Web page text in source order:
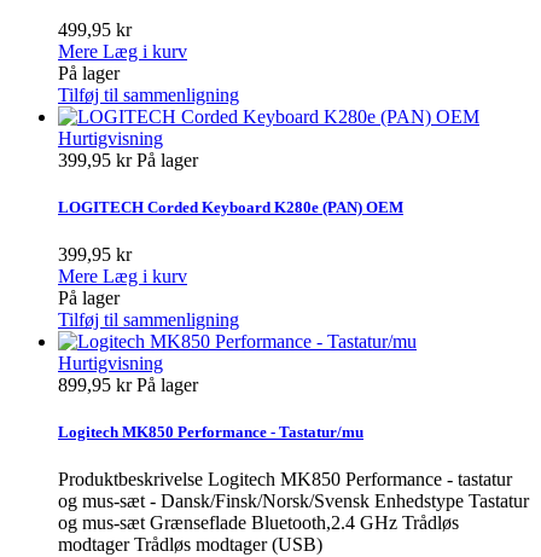
499,95 kr
Mere Læg i kurv
På lager
Tilføj til sammenligning
Hurtigvisning
399,95 krPå lager
LOGITECH Corded Keyboard K280e (PAN) OEM
399,95 kr
Mere Læg i kurv
På lager
Tilføj til sammenligning
Hurtigvisning
899,95 krPå lager
Logitech MK850 Performance - Tastatur/mu
Produktbeskrivelse Logitech MK850 Performance - tastatur
og mus-sæt - Dansk/Finsk/Norsk/Svensk Enhedstype Tastatur
og mus-sæt Grænseflade Bluetooth,2.4 GHz Trådløs
modtager Trådløs modtager (USB)